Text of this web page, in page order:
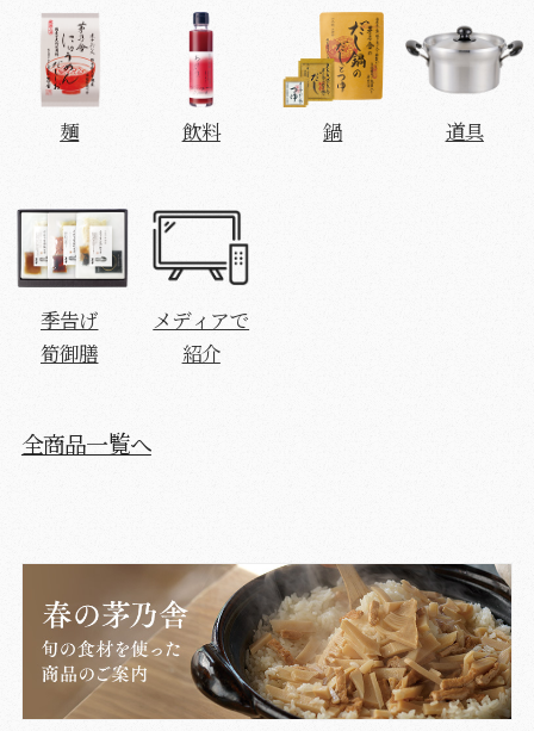
麺 飲料 鍋 道具
季告げ
筍御膳
メディアで
紹介
全商品一覧へ